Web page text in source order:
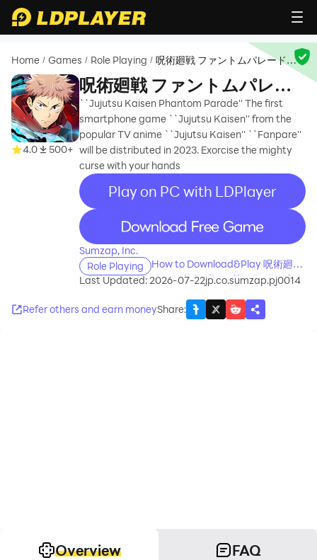
Home / Games / Role Playing / 呪術廻戦 ファントムパレード
4.0 500+
呪術廻戦 ファントムパレー
ド（ファンパレ）
``Jujutsu Kaisen Phantom Parade'' The first
smartphone game ``Jujutsu Kaisen'' from the
popular TV anime ``Jujutsu Kaisen'' ``Fanpare''
will be distributed in 2023. Exorcise the mighty
curse with your hands
Play on PC with LDPlayer
recommend
Sumzap, Inc.
Role Playing
How to Download&Play 呪術廻戦
ファントムパレード（ファンパ
Last Updated: 2026-07-22jp.co.sumzap.pj0014
Refer others and earn moneyShare:
Overview FAQ